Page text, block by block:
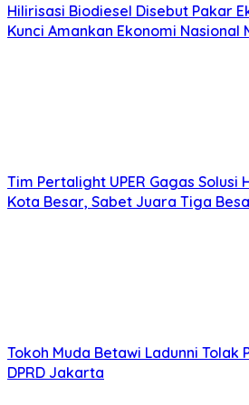
Hilirisasi Biodiesel Disebut Pakar
Kunci Amankan Ekonomi Nasional
Tim Pertalight UPER Gagas Solusi
Kota Besar, Sabet Juara Tiga
Tokoh Muda Betawi Ladunni Tolak
DPRD Jakarta